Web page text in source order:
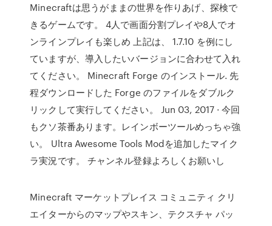
Minecraftは思うがままの世界を作りあげ、探検で
きるゲームです。 4人で画面分割プレイや8人でオ
ンラインプレイも楽しめ 上記は、 1.7.10 を例にし
ていますが、導入したいバージョンに合わせて入れ
てください。 Minecraft Forge のインストール. 先
程ダウンロードした Forge のファイルをダブルク
リックして実行してください。 Jun 03, 2017 · 今回
もクソ茶番あります。レインボーツールめっちゃ強
い。 Ultra Awesome Tools Modを追加したマイク
ラ実況です。 チャンネル登録よろしくお願いし
Minecraft マーケットプレイス コミュニティ クリ
エイターからのマップやスキン、テクスチャ パッ